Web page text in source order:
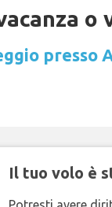
o
presso
Il tuo volo è